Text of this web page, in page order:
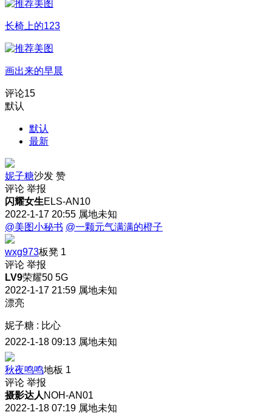
长椅上的123
画出来的早晨
评论15
默认
默认
最新
妮子糖沙发 赞
评论 举报
闪耀女生ELS-AN10
2022-1-17 20:55 属地未知
@美图小秘书 @一颗元气满满的橙子
wxg973板凳 1
评论 举报
LV9荣耀50 5G
2022-1-17 21:59 属地未知
漂亮
妮子糖 : 比心
2022-1-18 09:13 属地未知
秋夜鸣鸣地板 1
评论 举报
摄影达人 NOH-AN01
2022-1-18 07:19 属地未知